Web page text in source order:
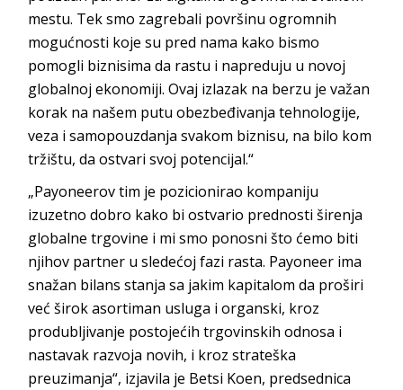
mestu. Tek smo zagrebali površinu ogromnih
mogućnosti koje su pred nama kako bismo
pomogli biznisima da rastu i napreduju u novoj
globalnoj ekonomiji. Ovaj izlazak na berzu je važan
korak na našem putu obezbeđivanja tehnologije,
veza i samopouzdanja svakom biznisu, na bilo kom
tržištu, da ostvari svoj potencijal.“
„Payoneerov tim je pozicionirao kompaniju
izuzetno dobro kako bi ostvario prednosti širenja
globalne trgovine i mi smo ponosni što ćemo biti
njihov partner u sledećoj fazi rasta. Payoneer ima
snažan bilans stanja sa jakim kapitalom da proširi
već širok asortiman usluga i organski, kroz
produbljivanje postojećih trgovinskih odnosa i
nastavak razvoja novih, i kroz strateška
preuzimanja“, izjavila je Betsi Koen, predsednica